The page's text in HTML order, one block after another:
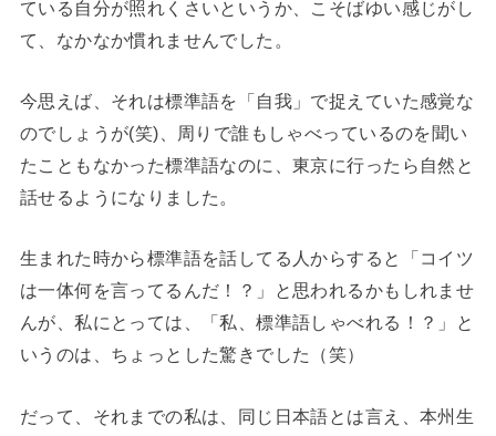
ている自分が照れくさいというか、こそばゆい感じがし
て、なかなか慣れませんでした。
今思えば、それは標準語を「自我」で捉えていた感覚な
のでしょうが(笑)、周りで誰もしゃべっているのを聞い
たこともなかった標準語なのに、東京に行ったら自然と
話せるようになりました。
生まれた時から標準語を話してる人からすると「コイツ
は一体何を言ってるんだ！？」と思われるかもしれませ
んが、私にとっては、「私、標準語しゃべれる！？」と
いうのは、ちょっとした驚きでした（笑）
だって、それまでの私は、同じ日本語とは言え、本州生